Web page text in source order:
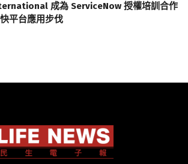
成為 ServiceNow 授權培訓合作
平台應用步伐